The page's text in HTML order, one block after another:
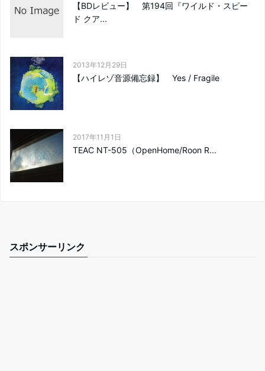
【BDレビュー】 第194回『ワイルド・スピー
ド クア...
2013年12月29日
【ハイレゾ音源備忘録】 Yes / Fragile
2017年11月1日
TEAC NT-505（OpenHome/Roon R...
スポンサーリンク